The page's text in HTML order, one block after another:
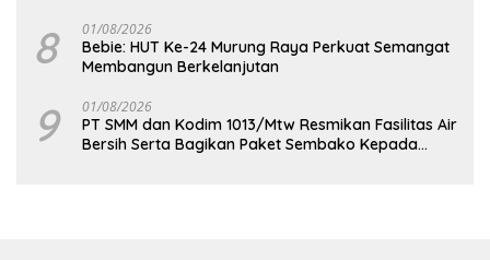
8 01/08/2026
Bebie: HUT Ke-24 Murung Raya Perkuat Semangat
Membangun Berkelanjutan
9 01/08/2026
PT SMM dan Kodim 1013/Mtw Resmikan Fasilitas Air
Bersih Serta Bagikan Paket Sembako Kepada